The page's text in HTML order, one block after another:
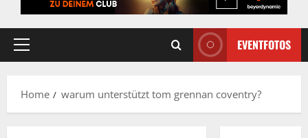
Primary
EVENTFOTOS
Home warum unterstützt tom grennan coventry?